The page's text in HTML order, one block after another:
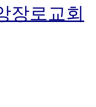
장로교회